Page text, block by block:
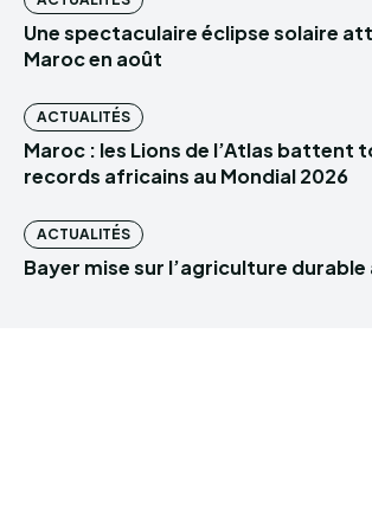
Une spectaculaire éclipse solaire
Maroc en août
ACTUALITÉS
Maroc : les Lions de l’Atlas battent
records africains au Mondial 2026
ACTUALITÉS
Bayer mise sur l’agriculture durable